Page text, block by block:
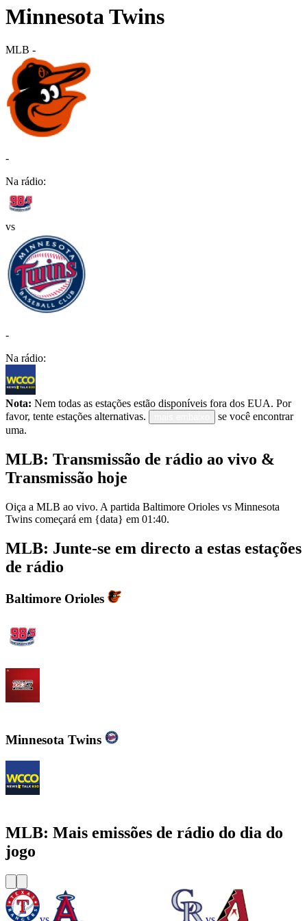
Minnesota Twins
MLB -
-
Na rádio:
vs
-
Na rádio:
Nota: Nem todas as estações estão disponíveis fora dos EUA. Por
favor, tente estações alternativas.
se você encontrar
uma.
MLB: Transmissão de rádio ao vivo &
Transmissão hoje
Oiça a MLB ao vivo. A partida Baltimore Orioles vs Minnesota
Twins começará em {data} em 01:40.
MLB: Junte-se em directo a estas estações
de rádio
Baltimore Orioles
Minnesota Twins
MLB: Mais emissões de rádio do dia do
jogo